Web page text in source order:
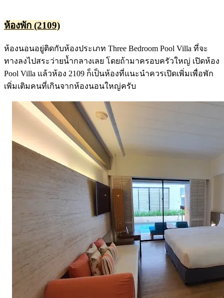
ห้องพัก (2109)
ห้องนอนอยู่ติดกับห้องประเภท Three Bedroom Pool Villa ที่จะ
ทางลงไปสระว่ายน้ำกลางเลย โดยถ้ามาครอบครัวใหญ่ เปิดห้อง
Pool Villa แล้วห้อง 2109 ก็เป็นห้องที่แนะนำควรเปิดเพิ่มเพื่อพัก
เพิ่มเติมคนที่เกินจากห้องนอนใหญ่ครับ